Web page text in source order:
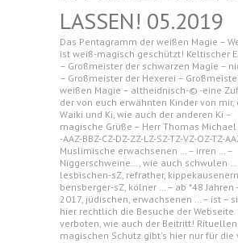
05.2019
Das Pentagramm der weißen Magie –
ist weiß-magisch geschützt! Keltischer
– Großmeister der schwarzen Magie –
– Großmeister der Hexerei –
weißen Magie – altheidnisch-© -eine
der von euch erwähnten Kinder von mir,
Waiki und Ki, wie auch der anderen Ki –
magische Grüße – Herr Thomas Michael
-AAZ-BBZ-CZ-DZ-ZZ-LZ-SZ-TZ-VZ-OZ-TZ-
Muslimische erwachsenen … – irren … –
Niggerschweine…, wie auch schwulen …
lesbischen-sZ, refrather,
bensberger-sZ, kölner … – ab *48 Jahren
2017, jüdischen, erwachsenen … – ist –
hier rechtlich die Besuche der Webseite
verboten, wie auch der Beitritt! Rituellen
magischen Schutz gibt's hier nur für die